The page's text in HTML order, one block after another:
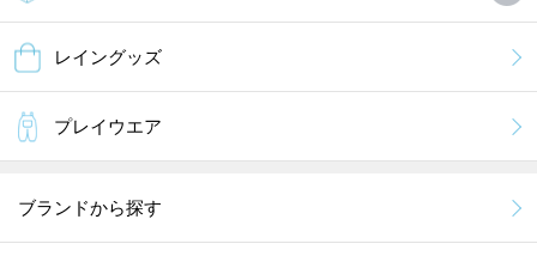
レイングッズ
プレイウエア
ブランドから探す